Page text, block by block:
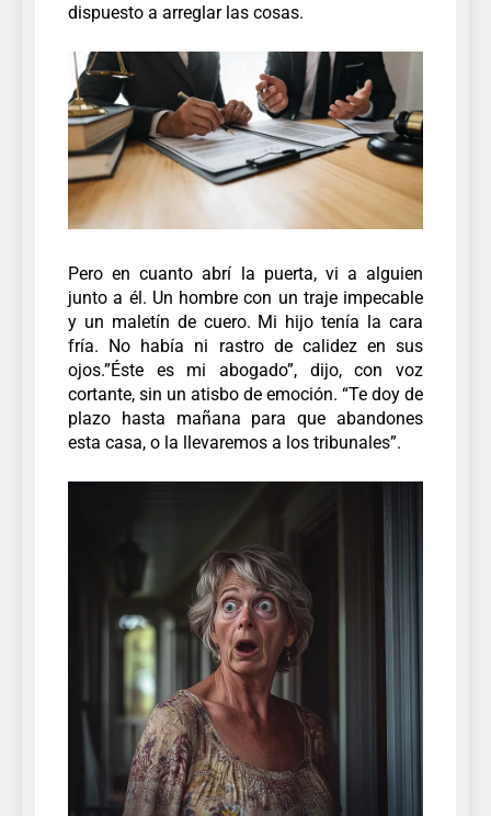
dispuesto a arreglar las cosas.
Pero en cuanto abrí la puerta, vi a alguien
junto a él. Un hombre con un traje impecable
y un maletín de cuero. Mi hijo tenía la cara
fría. No había ni rastro de calidez en sus
ojos.”Éste es mi abogado”, dijo, con voz
cortante, sin un atisbo de emoción. “Te doy de
plazo hasta mañana para que abandones
esta casa, o la llevaremos a los tribunales”.